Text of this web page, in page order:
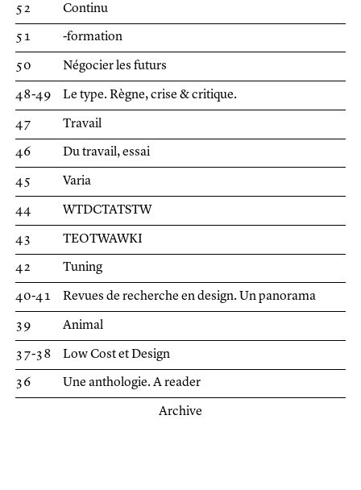
52 Continu
51 -formation
50 Négocier les futurs
48-49 Le type. Règne, crise & critique.
47 Travail
46 Du travail, essai
45 Varia
44 WTDCTATSTW
43 TEOTWAWKI
42 Tuning
40-41 Revues de recherche en design. Un panorama
39 Animal
37-38 Low Cost et Design
36 Une anthologie. A reader
Archive